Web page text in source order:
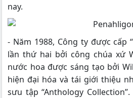
nay.
- Năm 1988, Công ty được cấp
lần thứ hai bởi công chúa xứ
nước hoa được sáng tạo bởi
hiện đại hóa và tái giới thiệu
sưu tập “Anthology